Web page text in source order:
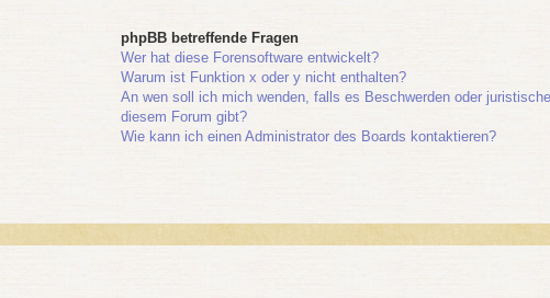
phpBB betreffende Fragen
Wer hat diese Forensoftware entwickelt?
Warum ist Funktion x oder y nicht enthalten?
An wen soll ich mich wenden, falls es Beschwerden oder
diesem Forum gibt?
Wie kann ich einen Administrator des Boards kontaktieren?